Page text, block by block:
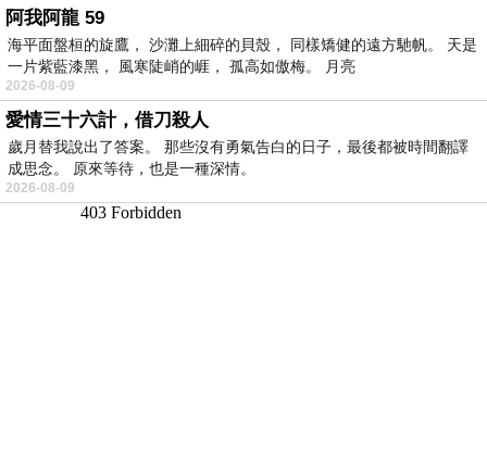
阿我阿龍 59
海平面盤桓的旋鷹， 沙灘上細碎的貝殼， 同樣矯健的遠方馳帆。 天是
一片紫藍漆黑， 風寒陡峭的崕， 孤高如傲梅。 月亮
2026-08-09
愛情三十六計，借刀殺人
歲月替我說出了答案。 那些沒有勇氣告白的日子，最後都被時間翻譯
成思念。 原來等待，也是一種深情。
2026-08-09